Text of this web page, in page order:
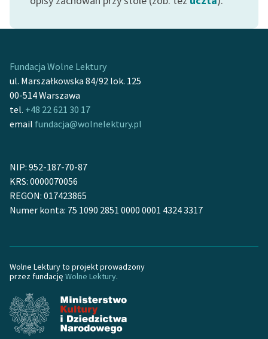
skandynawskiej literatury
feministycznej
Ręce pełne poezji
Kolekcje edukacyjne
lektur szkolnych oraz
Starego Testamentu
Odkurzamy bohaterów
Lektur
O nas
Kontakt
O projekcie
Fundacja Wolne Lektury
ul. Marszałkowska 84/92 lok. 125
00-514 Warszawa
tel. +48 22 621 30 17
email fundacja@wolnelektury.pl
NIP: 952-187-70-87
KRS: 0000070056
REGON: 017423865
Numer konta: 75 1090 2851 0000 0001 4324 3317
Wolne Lektury to projekt prowadzony
przez fundację Wolne Lektury.